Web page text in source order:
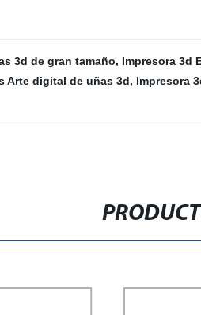
3d de gran tamaño, Impresora 3d
Arte digital de uñas 3d, Impresora